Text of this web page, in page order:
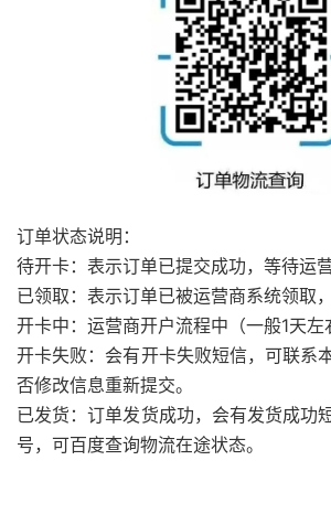
订单状态说明：
待开卡：表示订单已提交成功，等待运
已领取：表示订单已被运营商系统领取
开卡中：运营商开户流程中（一般1天左
开卡失败：会有开卡失败短信，可联系
否修改信息重新提交。
已发货：订单发货成功，会有发货成功
号，可百度查询物流在途状态。